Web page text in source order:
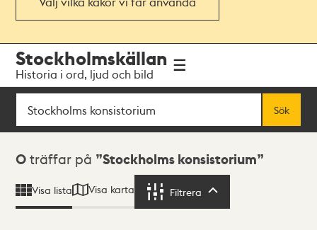
navigationen
huvudinnehållet
Stockholmskällan
Historia i ord, ljud och bild
Sök
Sök
Sökresultat
0 träffar på Stockholms konsistorium
Visa lista Visa karta Filtrera